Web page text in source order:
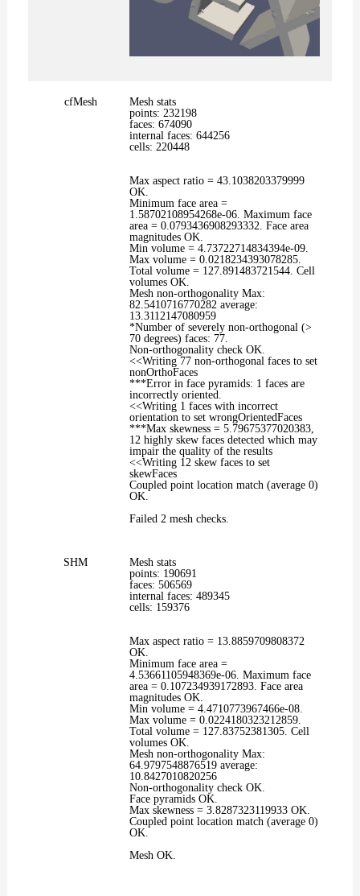
cfMesh
Mesh stats
points: 232198
faces: 674090
internal faces: 644256
cells: 220448
Max aspect ratio = 43.1038203379999
OK.
Minimum face area =
1.58702108954268e-06. Maximum face
area = 0.0793436908293332. Face area
magnitudes OK.
Min volume = 4.73722714834394e-09.
Max volume = 0.0218234393078285.
Total volume = 127.891483721544. Cell
volumes OK.
Mesh non-orthogonality Max:
82.5410716770282 average:
13.3112147080959
*Number of severely non-orthogonal (>
70 degrees) faces: 77.
Non-orthogonality check OK.
<<Writing 77 non-orthogonal faces to set
nonOrthoFaces
***Error in face pyramids: 1 faces are
incorrectly oriented.
<<Writing 1 faces with incorrect
orientation to set wrongOrientedFaces
***Max skewness = 5.79675377020383,
12 highly skew faces detected which may
impair the quality of the results
<<Writing 12 skew faces to set
skewFaces
Coupled point location match (average 0)
OK.
Failed 2 mesh checks.
SHM
Mesh stats
points: 190691
faces: 506569
internal faces: 489345
cells: 159376
Max aspect ratio = 13.8859709808372
OK.
Minimum face area =
4.53661105948369e-06. Maximum face
area = 0.107234939172893. Face area
magnitudes OK.
Min volume = 4.4710773967466e-08.
Max volume = 0.0224180323212859.
Total volume = 127.83752381305. Cell
volumes OK.
Mesh non-orthogonality Max:
64.9797548876519 average:
10.8427010820256
Non-orthogonality check OK.
Face pyramids OK.
Max skewness = 3.8287323119933 OK.
Coupled point location match (average 0)
OK.
Mesh OK.